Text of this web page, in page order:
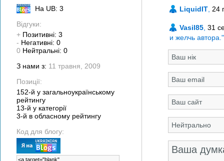
На UB: 3
Відгуки:
+ Позитивні: 3
- Негативні: 0
0 Нейтральні: 0
З нами з: 11 травня, 2009
Позиції:
152-й у загальноукраїнському
рейтингу
13-й у категорії
3-й в обласному рейтингу
Код для блогу:
LiquidIT 24
Vasil85 31
и желчь